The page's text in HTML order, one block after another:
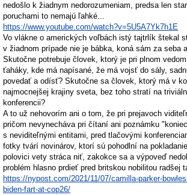
nedošlo k žiadnym nedorozumeniam, predsa len
poruchami to nemajú ľahké...
https://www.youtube.com/watch?v=5U5A7Yk7h1E
Vo vlákne o amerických voľbách istý tajtrlík štekal
v žiadnom prípade nie je bábka, koná sám za seba
Skutočne potrebuje človek, ktorý je pri plnom
ťaháky, kde má napísané, že má vojsť do sály,
povedať a odísť? Skutočne sa človek, ktorý má v
najmocnejšej krajiny sveta, bez toho stratí na
konferencii?
A to už nehovorím ani o tom, že pri prejavoch
pričom nevynecháva pri čítaní ani poznámku
s neviditeľnými entitami, pred tlačovými
fotky tvárí novinárov, ktorí sú pohodlní na
polovici vety stráca niť, zakokce sa a výpoveď
problém hlasno prdieť pred britskou nobilitou radšej
https://nypost.com/2021/11/07/camilla-parker-
biden-fart-at-cop26/